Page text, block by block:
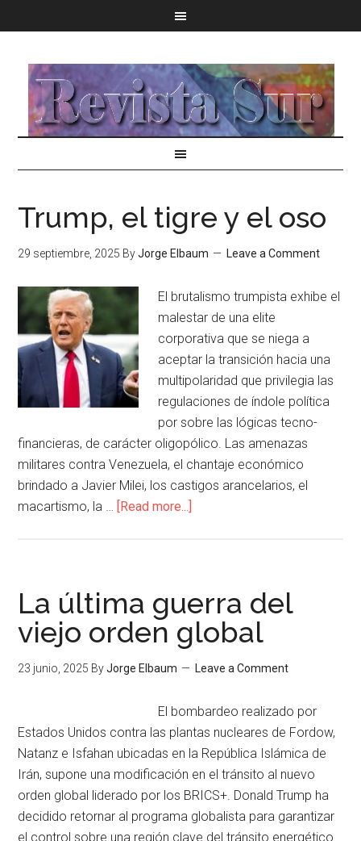
Trump, el tigre y el oso
29 septiembre, 2025 ByJorge Elbaum Leave a Comment
El brutalismo trumpista exhibe el
malestar de una elite
corporativa que se niega a
aceptar la transición hacia una
multipolaridad que privilegia las
regulaciones de índole política
por sobre las lógicas tecno-
financieras, de carácter oligopólico. Las amenazas
militares contra Venezuela, el chantaje económico
brindado a Javier Milei, los castigos arancelarios, el
macartismo, la … [Read more...]
La última guerra del
viejo orden global
23 junio, 2025 ByJorge Elbaum Leave a Comment
El bombardeo realizado por
Estados Unidos contra las plantas nucleares de Fordow,
Natanz e Isfahan ubicadas en la República Islámica de
Irán, supone una modificación en el tránsito al nuevo
orden global liderado por los BRICS+. Donald Trump ha
decidido retornar al programa globalista para garantizar
el control sobre una región clave del tránsito energético